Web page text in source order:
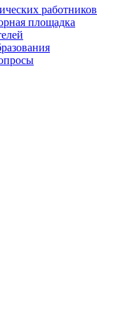
работников
площадка